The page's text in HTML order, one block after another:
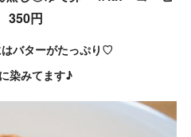
円
バターがたっぷり♡
染みてます♪